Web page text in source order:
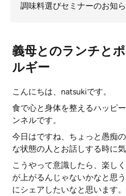
調味料選びセミナーのお知
義母とのランチと
ルギー
こんにちは、natsukiです。
食で心と身体を整えるハッピ
ンネルです。
今日はですね、ちょっと愚痴
な状態の人とお話しする時に
こうやって意識したら、楽し
が上がるんじゃないかなと思
にシェアしたいなと思います。